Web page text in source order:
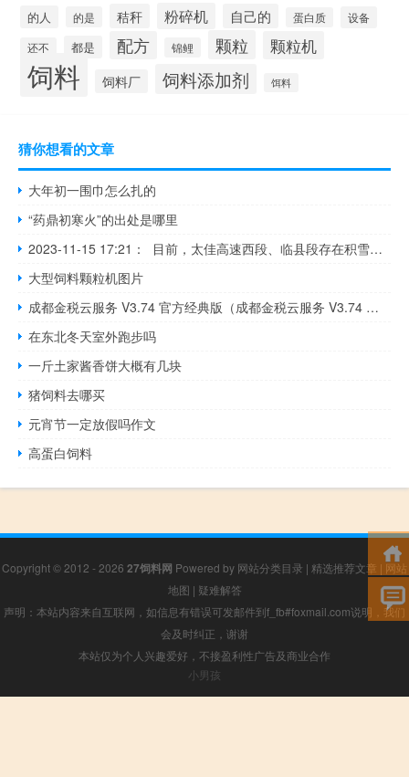
的人 的是 秸秆 粉碎机 自己的 蛋白质 设备
还不 都是 配方 锦鲤 颗粒 颗粒机
饲料 饲料厂 饲料添加剂 饵料
猜你想看的文章
大年初一围巾怎么扎的
“药鼎初寒火”的出处是哪里
2023-11-15 17:21： 目前，太佳高速西段、临县段存在积雪，路面湿滑，高速一支队提示：请各位驾驶人减速慢行，切勿疲劳驾驶，安全行车。 ​​​
大型饲料颗粒机图片
成都金税云服务 V3.74 官方经典版（成都金税云服务 V3.74 官方经典版功能简介）
在东北冬天室外跑步吗
一斤土家酱香饼大概有几块
猪饲料去哪买
元宵节一定放假吗作文
高蛋白饲料
Copyright © 2012 - 2026 27饲料网 Powered by 网站分类目录 | 精选推荐文章 | 网站
地图 | 疑难解答
声明：本站内容来自互联网，如信息有错误可发邮件到f_fb#foxmail.com说明，我们
会及时纠正，谢谢
本站仅为个人兴趣爱好，不接盈利性广告及商业合作
小男孩